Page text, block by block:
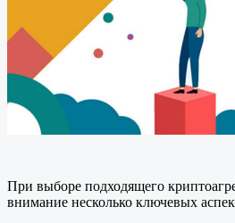
При выборе подходящего
внимание несколько ключевых